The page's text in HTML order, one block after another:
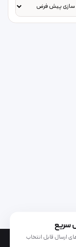
ها ممکن است در
سریع
ارسال قابل انتخاب